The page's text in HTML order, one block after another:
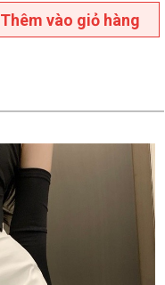
Thêm vào giỏ hàng